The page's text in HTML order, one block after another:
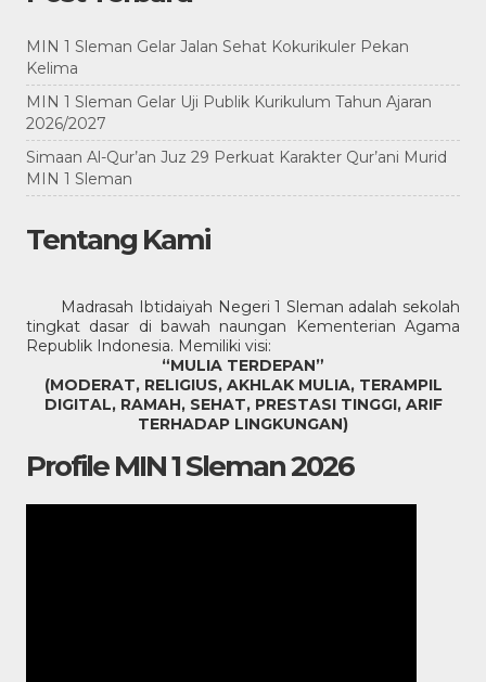
MIN 1 Sleman Gelar Jalan Sehat Kokurikuler Pekan
Kelima
MIN 1 Sleman Gelar Uji Publik Kurikulum Tahun Ajaran
2026/2027
Simaan Al-Qur’an Juz 29 Perkuat Karakter Qur’ani Murid
MIN 1 Sleman
Tentang Kami
Madrasah Ibtidaiyah Negeri 1 Sleman adalah sekolah
tingkat dasar di bawah naungan Kementerian Agama
Republik Indonesia. Memiliki visi:
“MULIA TERDEPAN”
(MODERAT, RELIGIUS, AKHLAK MULIA, TERAMPIL
DIGITAL, RAMAH, SEHAT, PRESTASI TINGGI, ARIF
TERHADAP LINGKUNGAN)
Profile MIN 1 Sleman 2026